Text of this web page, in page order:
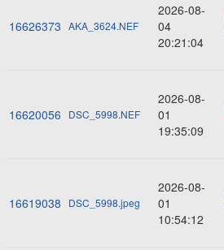
16626373 AKA_3624.NEF
2026-08-
04
20:21:04
16620056 DSC_5998.NEF
2026-08-
01
19:35:09
16619038 DSC_5998.jpeg
2026-08-
01
10:54:12